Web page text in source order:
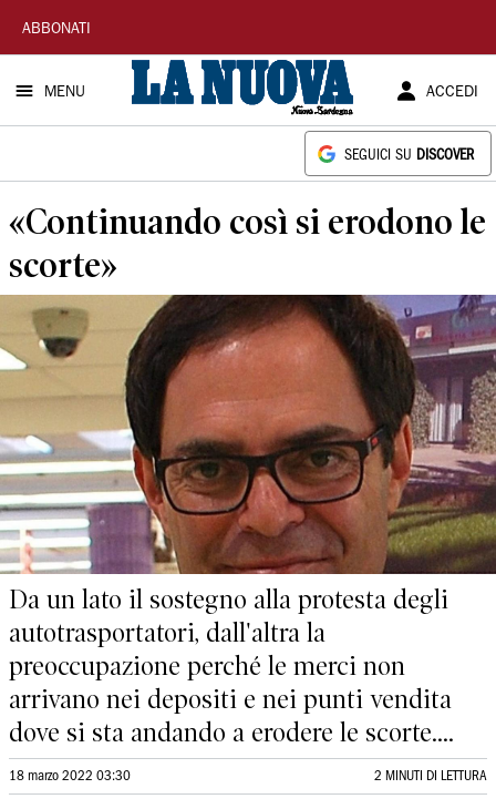
La
Nuova
Sardegna
ABBONATI
MENU ACCEDI
SEGUICI SU DISCOVER
«Continuando così si erodono le
scorte»
Da un lato il sostegno alla protesta degli
autotrasportatori, dall'altra la
preoccupazione perché le merci non
arrivano nei depositi e nei punti vendita
dove si sta andando a erodere le scorte....
18 marzo 2022 03:30 2 MINUTI DI LETTURA